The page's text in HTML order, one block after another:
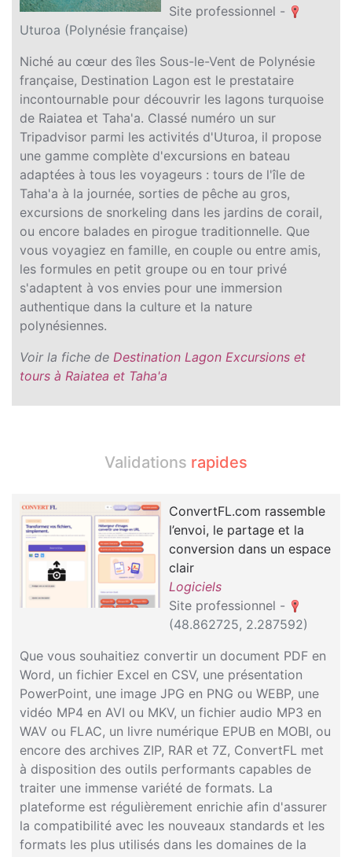
Site professionnel -
Uturoa (Polynésie française)
Niché au cœur des îles Sous-le-Vent de Polynésie
française, Destination Lagon est le prestataire
incontournable pour découvrir les lagons turquoise
de Raiatea et Taha'a. Classé numéro un sur
Tripadvisor parmi les activités d'Uturoa, il propose
une gamme complète d'excursions en bateau
adaptées à tous les voyageurs : tours de l'île de
Taha'a à la journée, sorties de pêche au gros,
excursions de snorkeling dans les jardins de corail,
ou encore balades en pirogue traditionnelle. Que
vous voyagiez en famille, en couple ou entre amis,
les formules en petit groupe ou en tour privé
s'adaptent à vos envies pour une immersion
authentique dans la culture et la nature
polynésiennes.
Voir la fiche de Destination Lagon Excursions et
tours à Raiatea et Taha'a
Validations rapides
ConvertFL.com rassemble
l’envoi, le partage et la
conversion dans un espace
clair
Logiciels
Site professionnel -
(48.862725, 2.287592)
Que vous souhaitiez convertir un document PDF en
Word, un fichier Excel en CSV, une présentation
PowerPoint, une image JPG en PNG ou WEBP, une
vidéo MP4 en AVI ou MKV, un fichier audio MP3 en
WAV ou FLAC, un livre numérique EPUB en MOBI, ou
encore des archives ZIP, RAR et 7Z, ConvertFL met
à disposition des outils performants capables de
traiter une immense variété de formats. La
plateforme est régulièrement enrichie afin d'assurer
la compatibilité avec les nouveaux standards et les
formats les plus utilisés dans les domaines de la